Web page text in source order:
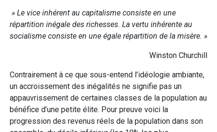
» Le vice inhérent au capitalisme consiste en une
répartition inégale des richesses. La vertu inhérente au
socialisme consiste en une égale répartition de la misère. »
Winston Churchill
Contrairement à ce que sous-entend l’idéologie ambiante,
un accroissement des inégalités ne signifie pas un
appauvrissement de certaines classes de la population au
bénéfice d’une petite élite. Pour preuve voici la
progression des revenus réels de la population dans son